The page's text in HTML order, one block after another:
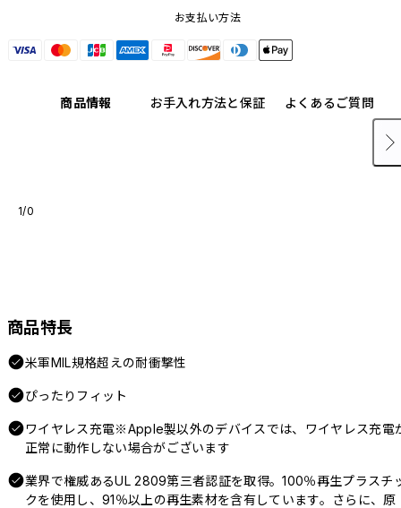
お支払い方法
商品情報 お手入れ方法と保証 よくあるご質問
1/0
商品特長
米軍MIL規格超えの耐衝撃性
ぴったりフィット
ワイヤレス充電※Apple製以外のデバイスでは、ワイヤレス充電
正常に動作しない場合がございます
業界で権威あるUL 2809第三者認証を取得。100％再生プラスチ
クを使用し、91％以上の再生素材を含有しています。さらに、原